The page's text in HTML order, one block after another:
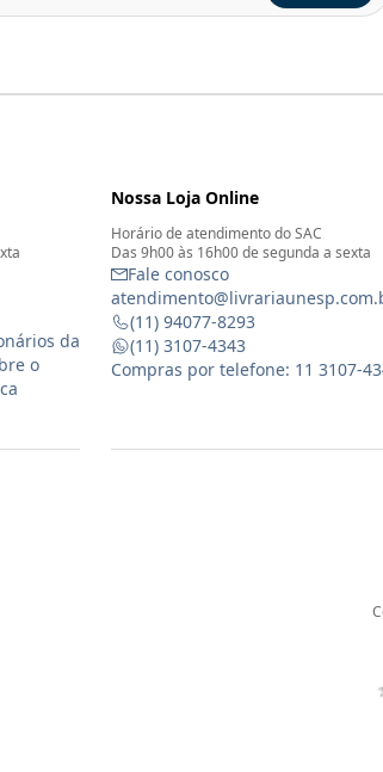
da
o
Nossa Loja Online
Horário de atendimento do SAC
Das 9h00 às 16h00 de segunda a sexta
Fale conosco
(11) 94077-8293
(11) 3107-4343
Compras por telefone: 11 3107-